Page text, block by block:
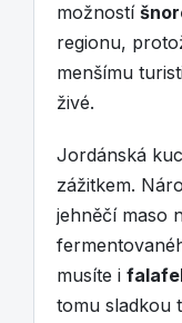
možností
regionu,
menšímu
živé.
Jordánská
zážitkem.
jehněčí maso
musíte i
tomu sladkou